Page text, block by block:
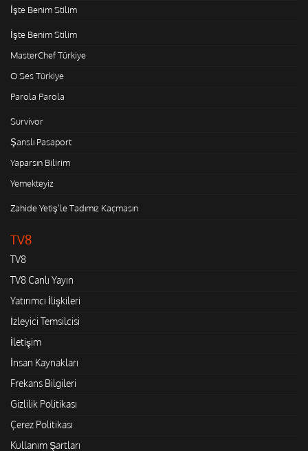
İşte Benim Stilim
İşte Benim Stilim
MasterChef Türkiye
O Ses Türkiye
Parola Parola
Survivor
Şanslı Pasaport
Yaparsın Bilirim
Yemekteyiz
Zahide Yetiş'le Tadımız Kaçmasın
TV8
TV8
TV8 Canlı Yayın
Yatırımcı İlişkileri
İzleyici Temsilcisi
İletişim
İnsan Kaynakları
Frekans Bilgileri
Gizlilik Politikası
Çerez Politikası
Kullanım Şartları